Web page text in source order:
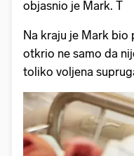
objasnio je Mark. T
Na kraju je Mark
otkrio ne samo da
toliko voljena